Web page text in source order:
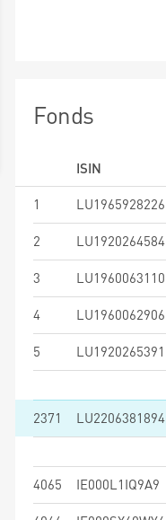
Fonds
ISIN
1
LU1965928226
2 LU1920264584
3 LU1960063110
4 LU1960062906
5 LU1920265391
2371 LU2206381894
4065 IE000L1IQ9A9